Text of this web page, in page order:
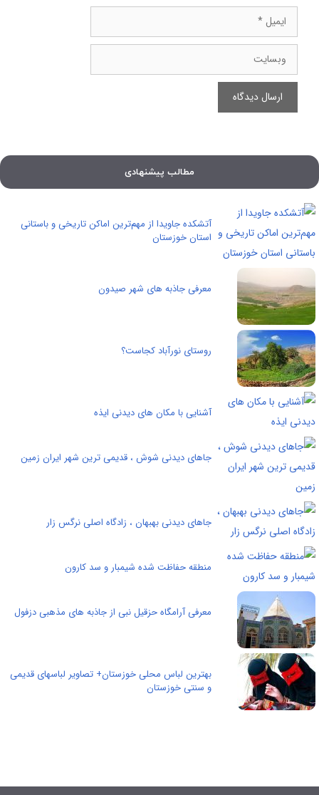
ایمیل
وبسایت
مطالب پیشنهادی
آتشکده جاویدا از مهم‌ترین اماکن تاریخی و باستانی
استان خوزستان
معرفی جاذبه های شهر صیدون
روستای نورآباد کجاست؟
آشنایی با مکان های دیدنی ایذه
جاهای دیدنی شوش ، قدیمی ترین شهر ایران زمین
جاهای دیدنی بهبهان ، زادگاه اصلی نرگس زار
منطقه حفاظت شده شیمبار و سد کارون
معرفی آرامگاه حزقیل نبی از جاذبه های مذهبی دزفول
بهترین لباس محلی خوزستان+ تصاویر لباسهای قدیمی
و سنتی خوزستان